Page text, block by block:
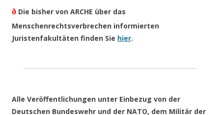
ð Die bisher von ARCHE über das
Menschenrechtsverbrechen informierten
Juristenfakultäten finden Sie hier.
Alle Veröffentlichungen unter Einbezug von der
Deutschen Bundeswehr und der NATO, dem Militär der